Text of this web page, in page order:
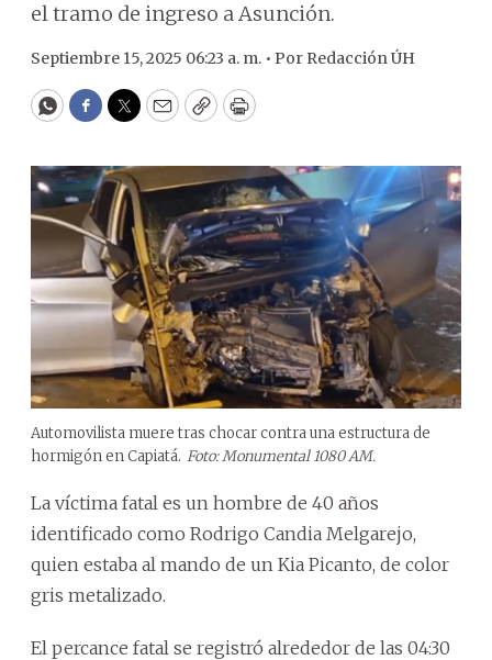
el tramo de ingreso a Asunción.
Septiembre 15, 2025 06:23 a. m. • Por Redacción ÚH
WhatsApp
Facebook
Twitter
EmailCopyPrint
Automovilista muere tras chocar contra una estructura de
hormigón en Capiatá. Foto: Monumental 1080 AM.
La víctima fatal es un hombre de 40 años
identificado como Rodrigo Candia Melgarejo,
quien estaba al mando de un Kia Picanto, de color
gris metalizado.
El percance fatal se registró alrededor de las 04:30